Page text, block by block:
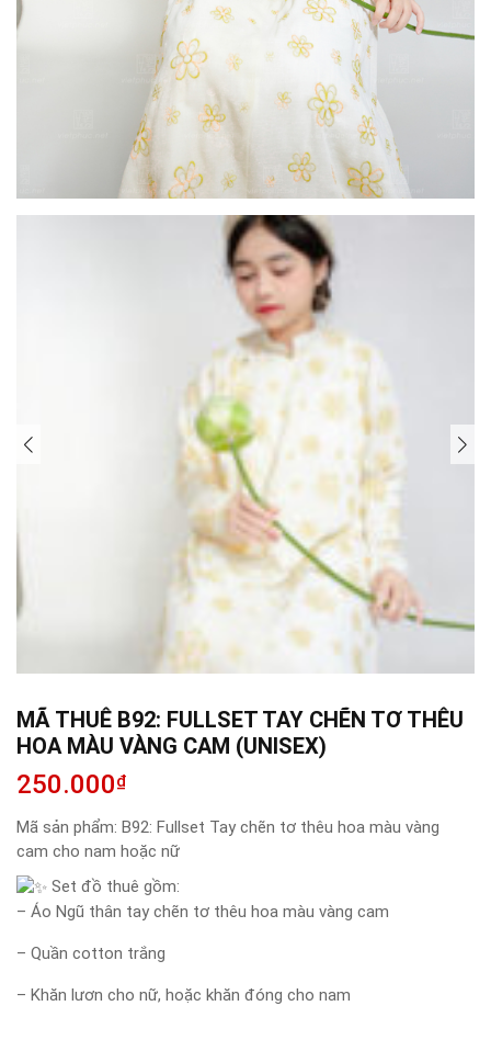
MÃ THUÊ B92: FULLSET TAY CHẼN TƠ THÊU
HOA MÀU VÀNG CAM (UNISEX)
250.000₫
Mã sản phẩm: B92: Fullset Tay chẽn tơ thêu hoa màu vàng
cam cho nam hoặc nữ
Set đồ thuê gồm:
– Áo Ngũ thân tay chẽn tơ thêu hoa màu vàng cam
– Quần cotton trắng
– Khăn lươn cho nữ, hoặc khăn đóng cho nam